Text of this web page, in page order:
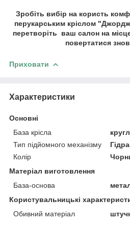
Зробіть вибір на користь
перукарським кріслом
перетворіть ваш салон на
повертатися
Приховати
Характеристики
Основні
База крісла
Тип підйомного механізму
Колір
Матеріал виготовлення
База-основа
Користувальницькі
Обивний матеріал